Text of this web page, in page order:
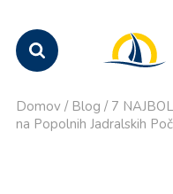
Domov / Blog / 7
na Popolnih Jadralskih